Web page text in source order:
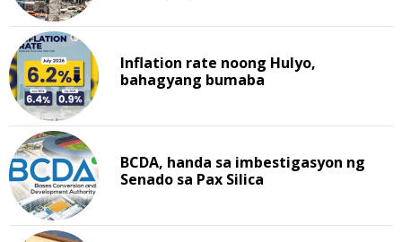
Inflation rate noong Hulyo,
bahagyang bumaba
BCDA, handa sa imbestigasyon ng
Senado sa Pax Silica